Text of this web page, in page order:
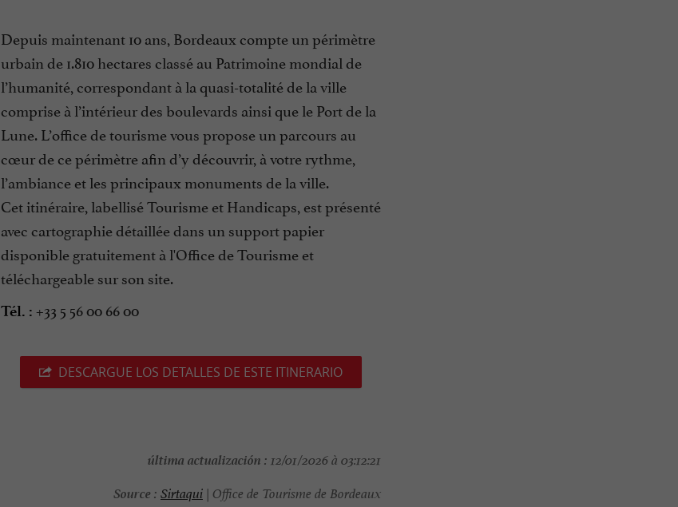
Depuis maintenant 10 ans, Bordeaux compte un périmètre
urbain de 1.810 hectares classé au Patrimoine mondial de
l’humanité, correspondant à la quasi-totalité de la ville
comprise à l’intérieur des boulevards ainsi que le Port de la
Lune. L’office de tourisme vous propose un parcours au
cœur de ce périmètre afin d’y découvrir, à votre rythme,
l’ambiance et les principaux monuments de la ville.
Cet itinéraire, labellisé Tourisme et Handicaps, est présenté
avec cartographie détaillée dans un support papier
disponible gratuitement à l'Office de Tourisme et
téléchargeable sur son site.
Tél. : +33 5 56 00 66 00
DESCARGUE LOS DETALLES DE ESTE ITINERARIO
última actualización : 12/01/2026 à 03:12:21
Source : Sirtaqui| Office de Tourisme de Bordeaux